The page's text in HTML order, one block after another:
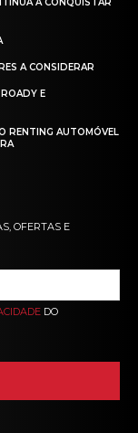
A CONQUISTAR
A CONSIDERAR
E
RENTING AUTOMÓVEL
OFERTAS E
DO